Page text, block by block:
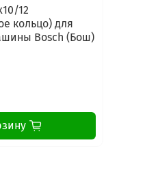
12
кольцо) для
Bosch (Бош)